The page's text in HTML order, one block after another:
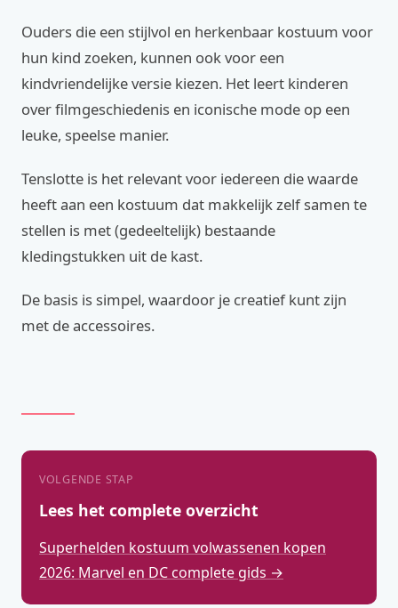
Ouders die een stijlvol en herkenbaar kostuum voor
hun kind zoeken, kunnen ook voor een
kindvriendelijke versie kiezen. Het leert kinderen
over filmgeschiedenis en iconische mode op een
leuke, speelse manier.
Tenslotte is het relevant voor iedereen die waarde
heeft aan een kostuum dat makkelijk zelf samen te
stellen is met (gedeeltelijk) bestaande
kledingstukken uit de kast.
De basis is simpel, waardoor je creatief kunt zijn
met de accessoires.
VOLGENDE STAP
Lees het complete overzicht
Superhelden kostuum volwassenen kopen
2026: Marvel en DC complete gids →